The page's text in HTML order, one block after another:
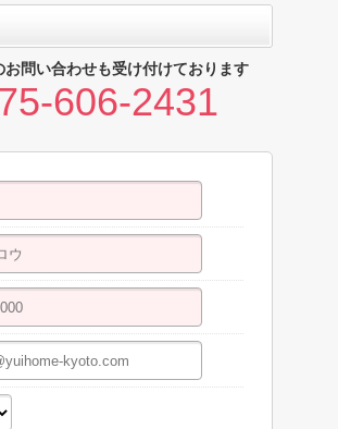
お問い合わせも受け付けております
606-2431